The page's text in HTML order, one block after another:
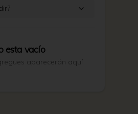
esta vacío
aparecerán aquí